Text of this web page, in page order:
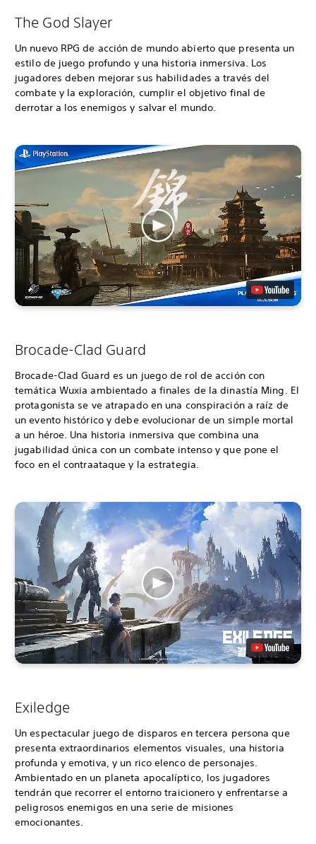
The God Slayer
Un nuevo RPG de acción de mundo abierto que presenta un
estilo de juego profundo y una historia inmersiva. Los
jugadores deben mejorar sus habilidades a través del
combate y la exploración, cumplir el objetivo final de
derrotar a los enemigos y salvar el mundo.
Brocade-Clad Guard
Brocade-Clad Guard es un juego de rol de acción con
temática Wuxia ambientado a finales de la dinastía Ming. El
protagonista se ve atrapado en una conspiración a raíz de
un evento histórico y debe evolucionar de un simple mortal
a un héroe. Una historia inmersiva que combina una
jugabilidad única con un combate intenso y que pone el
foco en el contraataque y la estrategia.
Exiledge
Un espectacular juego de disparos en tercera persona que
presenta extraordinarios elementos visuales, una historia
profunda y emotiva, y un rico elenco de personajes.
Ambientado en un planeta apocalíptico, los jugadores
tendrán que recorrer el entorno traicionero y enfrentarse a
peligrosos enemigos en una serie de misiones
emocionantes.